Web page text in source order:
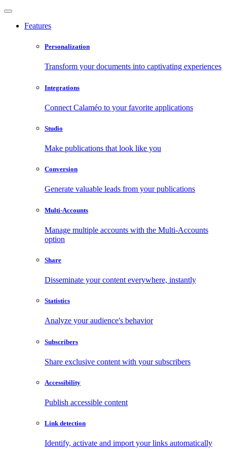
Features
Personalization
Transform your documents into captivating experiences
Integrations
Connect Calaméo to your favorite applications
Studio
Make publications that look like you
Conversion
Generate valuable leads from your publications
Multi-Accounts
Manage multiple accounts with the Multi-Accounts
option
Share
Disseminate your content everywhere, instantly
Statistics
Analyze your audience's behavior
Subscribers
Share exclusive content with your subscribers
Accessibility
Publish accessible content
Link detection
Identify, activate and import your links automatically